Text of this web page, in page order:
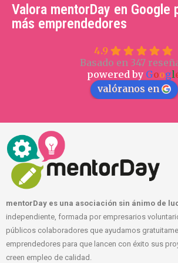
Valora mentorDay en Google
más emprendedores
4.9
Basado en 347
powered by Googl
valóranos en
mentorDay es una asociación sin ánimo de
independiente, formada por empresarios
públicos colaboradores que ayudamos
emprendedores para que lancen con éxito sus
creen empleo de calidad.